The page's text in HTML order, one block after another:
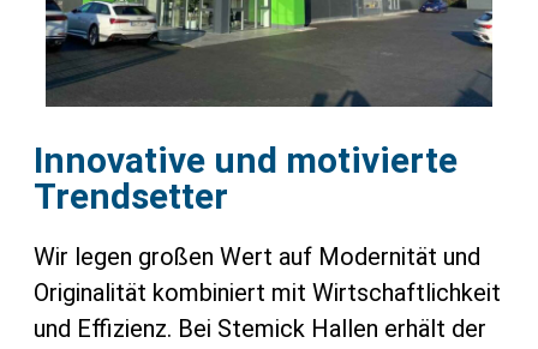
Innovative und motivierte
Trendsetter
Wir legen großen Wert auf Modernität und
Originalität kombiniert mit Wirtschaftlichkeit
und Effizienz. Bei Stemick Hallen erhält der